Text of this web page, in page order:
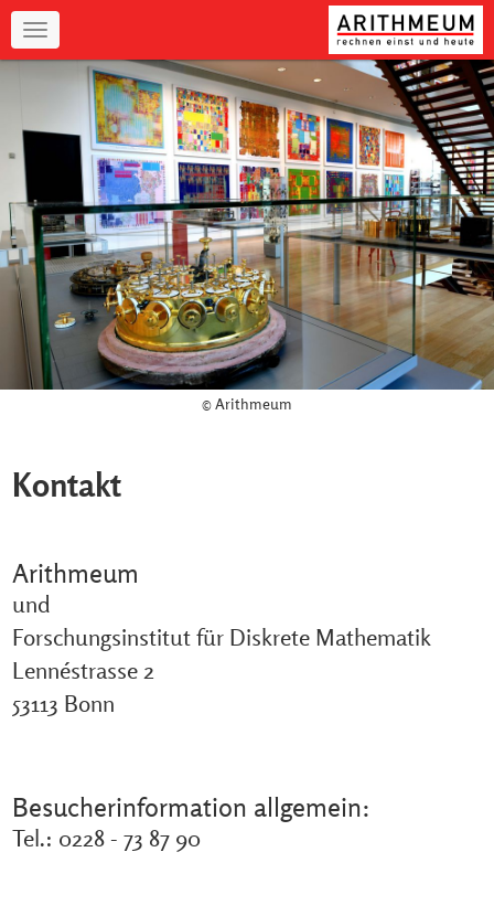
Navigation
© Arithmeum
Kontakt
Arithmeum
und
Forschungsinstitut für Diskrete Mathematik
Lennéstrasse 2
53113 Bonn
Besucherinformation allgemein:
Tel.: 0228 - 73 87 90